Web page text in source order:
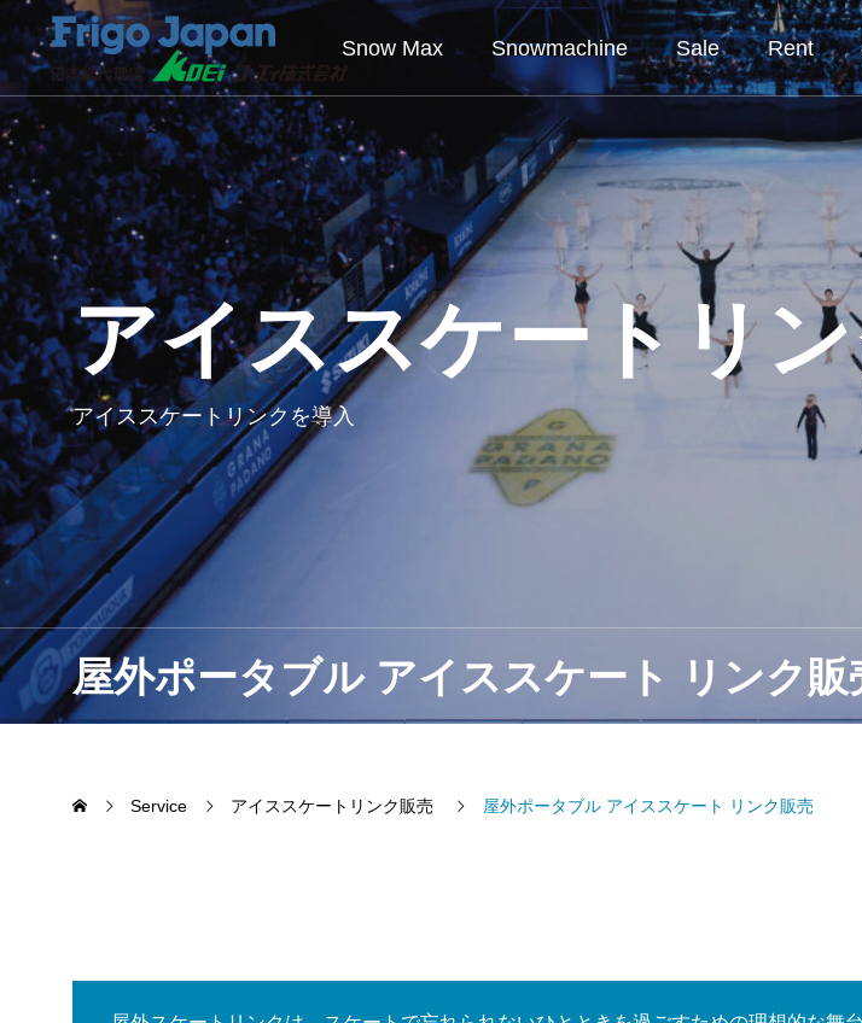
Snow Max Snowmachine Sale Rent
屋外ポータブル アイススケート リンク販
アイススケートリ
アイススケートリンクを導入
Service アイススケートリンク販売 屋外ポータブル アイススケート リンク販売